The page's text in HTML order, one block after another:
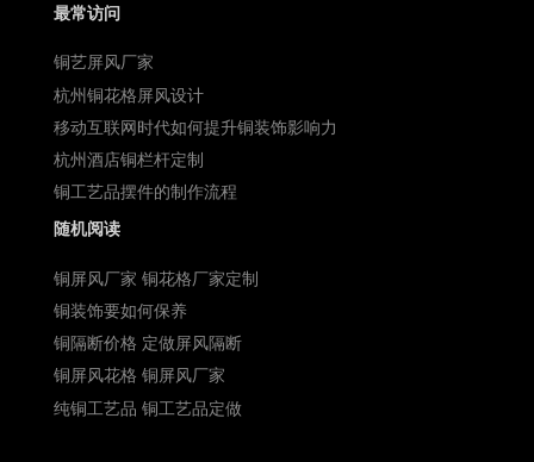
最常访问
铜艺屏风厂家
杭州铜花格屏风设计
移动互联网时代如何提升铜装饰影响力
杭州酒店铜栏杆定制
铜工艺品摆件的制作流程
随机阅读
铜屏风厂家 铜花格厂家定制
铜装饰要如何保养
铜隔断价格 定做屏风隔断
铜屏风花格 铜屏风厂家
纯铜工艺品 铜工艺品定做